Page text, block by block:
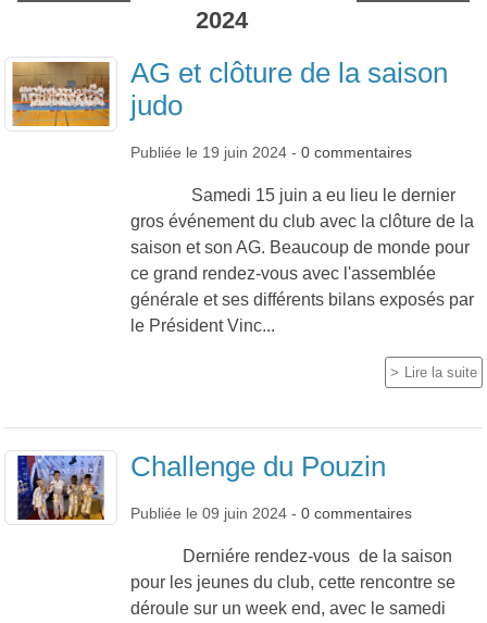
2024
AG et clôture de la saison
judo
Publiée le 19 juin 2024 - 0 commentaires
Samedi 15 juin a eu lieu le dernier
gros événement du club avec la clôture de la
saison et son AG. Beaucoup de monde pour
ce grand rendez-vous avec l'assemblée
générale et ses différents bilans exposés par
le Président Vinc...
Lire la suite
Challenge du Pouzin
Publiée le 09 juin 2024 - 0 commentaires
Derniére rendez-vous de la saison
pour les jeunes du club, cette rencontre se
déroule sur un week end, avec le samedi